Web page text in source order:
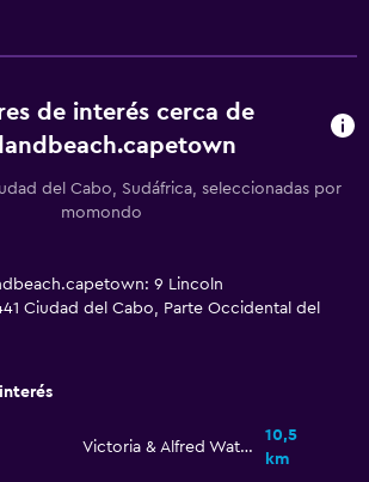
de interés cerca de
del Cabo, Sudáfrica, seleccionadas por
momondo
9 Lincoln
Ciudad del Cabo, Parte Occidental del
Victoria & Alfred Waterfront
10,5
km